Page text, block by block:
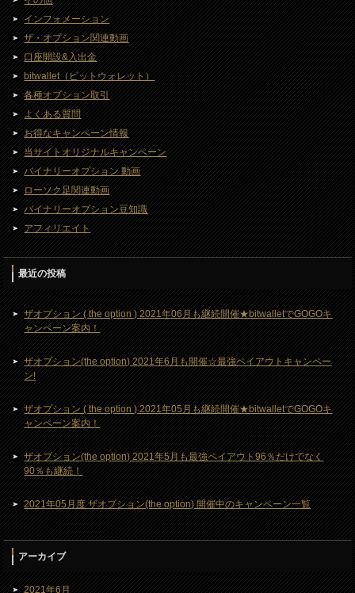
インフォメーション
ザ・オプション関連動画
口座開設&入出金
bitwallet（ビットウォレット）
各種オプション取引
よくある質問
お得なキャンペーン情報
当サイトオリジナルキャンペーン
バイナリーオプション 動画
ローソク足関連動画
バイナリーオプション豆知識
アフィリエイト
最近の投稿
ザオプション ( the option ) 2021年06月も継続開催★bitwalletでGOGOキ
ャンペーン案内！
ザオプション(the option) 2021年6月も開催☆最強ペイアウトキャンペー
ン!
ザオプション ( the option ) 2021年05月も継続開催★bitwalletでGOGOキ
ャンペーン案内！
ザオプション(the option) 2021年5月も最強ペイアウト96％だけでなく
90％も継続！
2021年05月度 ザオプション(the option) 開催中のキャンペーン一覧
アーカイブ
2021年6月